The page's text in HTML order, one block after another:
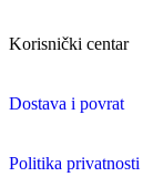
Korisnički centar
Dostava i povrat
Politika privatnosti